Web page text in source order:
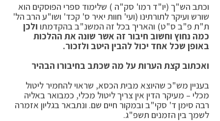
וכתב הש"ך (יו"ד רמו' סק"ה ) שלימוד ספרי הפוסקים הוא
שורש ועיקר לתורתינו (ועי' חוות יאיר ס' קכד' ושו"ע הרב הל'
ת"ת פ"ב ס"ט) והאריך בכל זה המשנ"ב בהקדמתו ולכן
כמה נחוץ וחשוב חיבור זה אשר שונה את ההלכות
באופן שכל אחד יכול להבין היטב ולזכור.
ואכתוב קצת הערות על מה שכתב בחיבורו הבהיר
בעניין מש"כ שהיוצא מבית הכסא, שראוי להחמיר ליטול
מכלי – מעיקר הדין אין צריך ליטול מכלי, כמבואר באליה
רבה סימן ד' סקי"ב ובמקור חיים שם. ונתבאר בגליון אזמרה
לשמך בין הזמנים תשפ"ג.